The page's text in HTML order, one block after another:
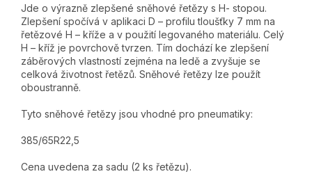
Jde o výrazně zlepšené sněhové řetězy s H- stopou.
Zlepšení spočívá v aplikaci D – profilu tloušťky 7 mm na
řetězové H – kříže a v použití legovaného materiálu. Celý
H – kříž je povrchově tvrzen. Tím dochází ke zlepšení
záběrových vlastností zejména na ledě a zvyšuje se
celková životnost řetězů. Sněhové řetězy lze použít
oboustranně.
Tyto sněhové řetězy jsou vhodné pro pneumatiky:
385/65R22,5
Cena uvedena za sadu (2 ks řetězu).